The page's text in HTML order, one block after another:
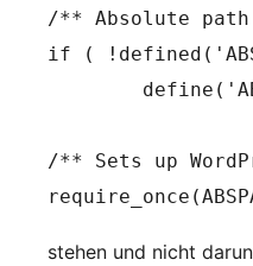
/** Absolute
if (
/** Sets up
stehen und nicht